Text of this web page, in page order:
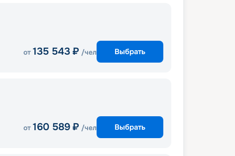
от 135 543 ₽ /чел Выбрать
от 160 589 ₽ /чел Выбрать